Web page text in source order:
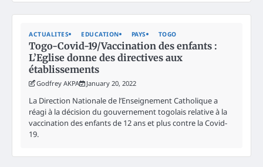
ACTUALITES EDUCATION PAYS TOGO
Togo-Covid-19/Vaccination des enfants :
L’Eglise donne des directives aux
établissements
Godfrey AKPA January 20, 2022
La Direction Nationale de l’Enseignement Catholique a
réagi à la décision du gouvernement togolais relative à la
vaccination des enfants de 12 ans et plus contre la Covid-
19.